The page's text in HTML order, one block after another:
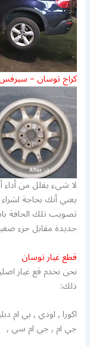
كراج توسان –
لا شيء يقلل من أداء
يعني أنك بحاجة
تصويب تلك الحافة
جديدة مقابل جزء
قطع غيار توسان
نحن نخدم قع غيار
ذلك:
اكورا , اودي , بي ام
جي ام , جي ام سي ,